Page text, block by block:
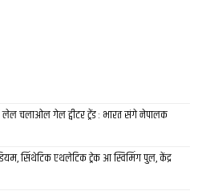
लेल चलाओल गेल ट्वीटर ट्रेंड : भारत संगे नेपालक
सिंथेटिक एथलेटिक ट्रेक आ स्विमिंग पुल, केंद्र